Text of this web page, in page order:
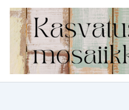
Siirry
sisältöön